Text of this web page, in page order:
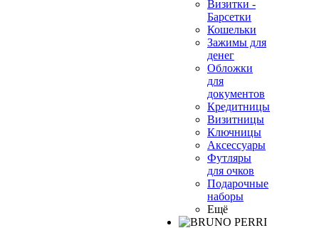
Визитки -
Барсетки
Кошельки
Зажимы для
денег
Обложки
для
документов
Кредитницы
Визитницы
Ключницы
Аксессуары
Футляры
для очков
Подарочные
наборы
Ещё